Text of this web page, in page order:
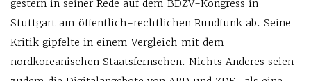
gestern in seiner Rede auf dem BDZV-Kongress in
Stuttgart am öffentlich-rechtlichen Rundfunk ab. Seine
Kritik gipfelte in einem Vergleich mit dem
nordkoreanischen Staatsfernsehen. Nichts Anderes seien